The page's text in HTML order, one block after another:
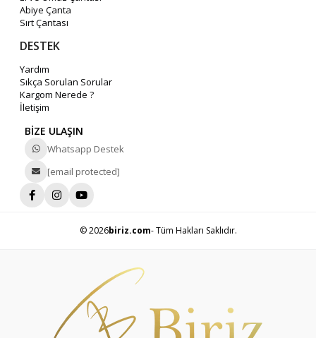
Abiye Çanta
Sırt Çantası
DESTEK
Yardım
Sıkça Sorulan Sorular
Kargom Nerede ?
İletişim
BİZE ULAŞIN
Whatsapp Destek
[email protected]
© 2026biriz.com- Tüm Hakları Saklıdır.